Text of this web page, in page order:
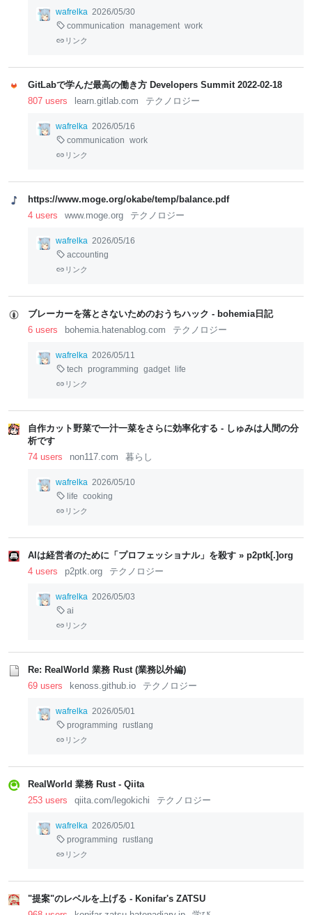
wafrelka 2026/05/30
communication management work
リンク
GitLabで学んだ最高の働き方 Developers Summit 2022-02-18
807 users
learn.gitlab.com テクノロジー
wafrelka 2026/05/16
communication work
リンク
https://www.moge.org/okabe/temp/balance.pdf
4 users
www.moge.org テクノロジー
wafrelka 2026/05/16
accounting
リンク
ブレーカーを落とさないためのおうちハック - bohemia日記
6 users
bohemia.hatenablog.com テクノロジー
wafrelka 2026/05/11
tech programming gadget life
リンク
自作カット野菜で一汁一菜をさらに効率化する - しゅみは人間の分
析です
74 users
non117.com 暮らし
wafrelka 2026/05/10
life cooking
リンク
AIは経営者のために「プロフェッショナル」を殺す » p2ptk[.]org
4 users
p2ptk.org テクノロジー
wafrelka 2026/05/03
ai
リンク
Re: RealWorld 業務 Rust (業務以外編)
69 users
kenoss.github.io テクノロジー
wafrelka 2026/05/01
programming rustlang
リンク
RealWorld 業務 Rust - Qiita
253 users
qiita.com/legokichi テクノロジー
wafrelka 2026/05/01
programming rustlang
リンク
"提案"のレベルを上げる - Konifar's ZATSU